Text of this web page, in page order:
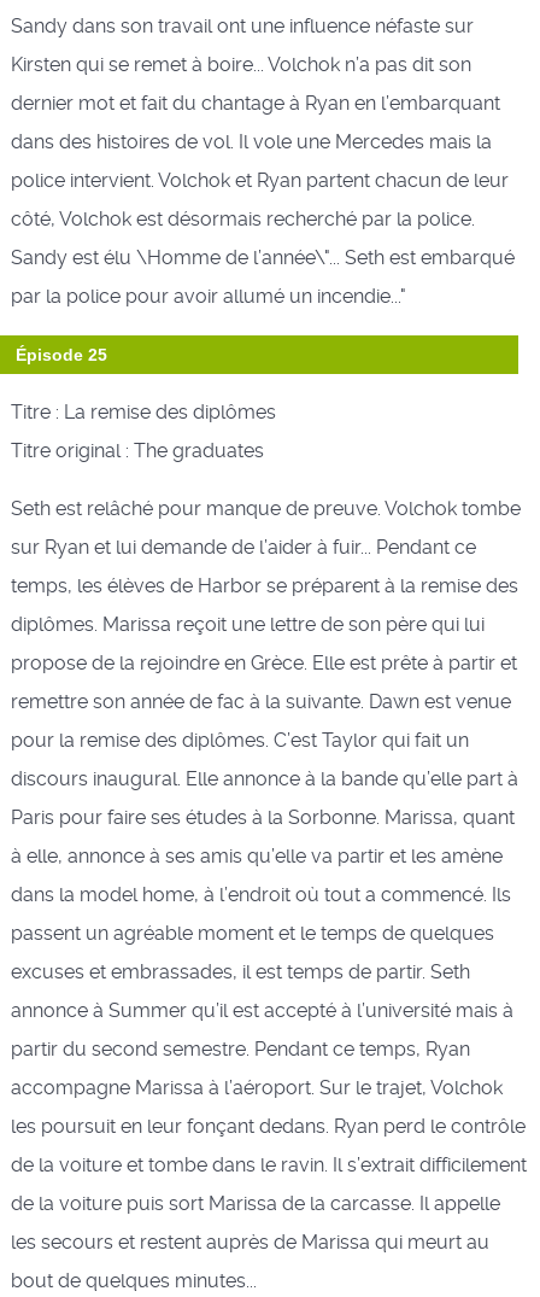
Sandy dans son travail ont une influence néfaste sur
Kirsten qui se remet à boire... Volchok n’a pas dit son
dernier mot et fait du chantage à Ryan en l’embarquant
dans des histoires de vol. Il vole une Mercedes mais la
police intervient. Volchok et Ryan partent chacun de leur
côté, Volchok est désormais recherché par la police.
Sandy est élu \Homme de l’année\"... Seth est embarqué
par la police pour avoir allumé un incendie..."
Épisode 25
Titre : La remise des diplômes
Titre original : The graduates
Seth est relâché pour manque de preuve. Volchok tombe
sur Ryan et lui demande de l’aider à fuir... Pendant ce
temps, les élèves de Harbor se préparent à la remise des
diplômes. Marissa reçoit une lettre de son père qui lui
propose de la rejoindre en Grèce. Elle est prête à partir et
remettre son année de fac à la suivante. Dawn est venue
pour la remise des diplômes. C’est Taylor qui fait un
discours inaugural. Elle annonce à la bande qu’elle part à
Paris pour faire ses études à la Sorbonne. Marissa, quant
à elle, annonce à ses amis qu’elle va partir et les amène
dans la model home, à l’endroit où tout a commencé. Ils
passent un agréable moment et le temps de quelques
excuses et embrassades, il est temps de partir. Seth
annonce à Summer qu’il est accepté à l’université mais à
partir du second semestre. Pendant ce temps, Ryan
accompagne Marissa à l’aéroport. Sur le trajet, Volchok
les poursuit en leur fonçant dedans. Ryan perd le contrôle
de la voiture et tombe dans le ravin. Il s’extrait difficilement
de la voiture puis sort Marissa de la carcasse. Il appelle
les secours et restent auprès de Marissa qui meurt au
bout de quelques minutes...